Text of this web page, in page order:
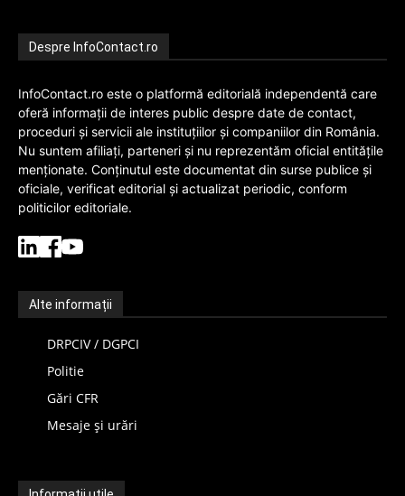
Despre InfoContact.ro
InfoContact.ro este o platformă editorială independentă care
oferă informații de interes public despre date de contact,
proceduri și servicii ale instituțiilor și companiilor din România.
Nu suntem afiliați, parteneri și nu reprezentăm oficial entitățile
menționate. Conținutul este documentat din surse publice și
oficiale, verificat editorial și actualizat periodic, conform
politicilor editoriale.
Alte informații
DRPCIV / DGPCI
Politie
Gări CFR
Mesaje și urări